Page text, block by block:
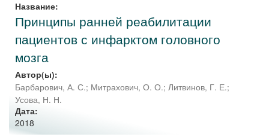
Название:
Принципы ранней реабилитации
пациентов с инфарктом головного
мозга
Автор(ы):
Барбарович, А. С.; Митрахович, О. О.; Литвинов, Г. Е.;
Усова, Н. Н.
Дата:
2018